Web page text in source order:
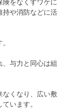
をなくすワケに
持や消防などに活
与力と同心は組
なくなり、広い敷
います。